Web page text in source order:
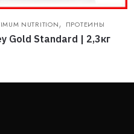
NUTRITION, ПРОТЕИНЫ
Gold Standard | 2,3кг